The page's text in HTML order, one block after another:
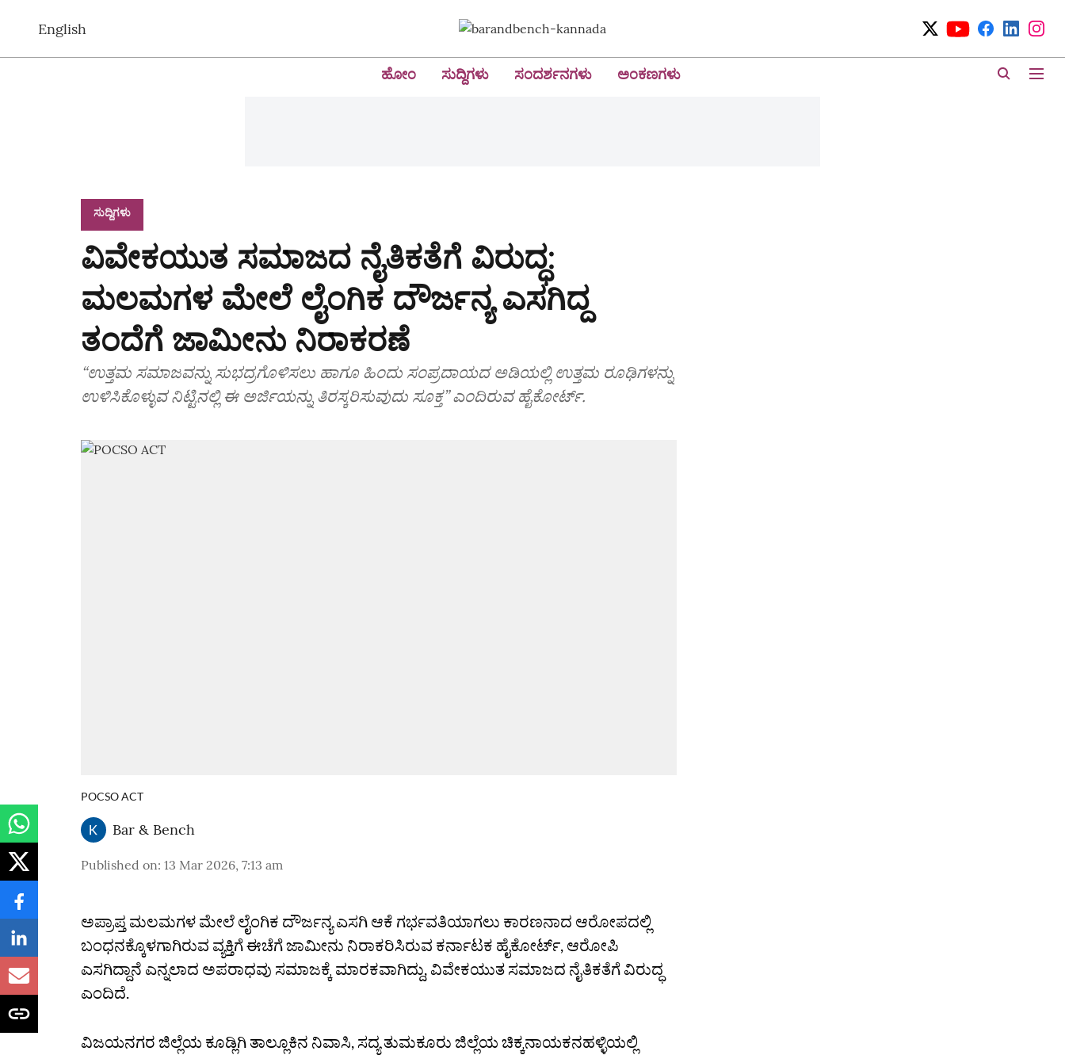
English
ಹೋಂ ಸುದ್ದಿಗಳು ಸಂದರ್ಶನಗಳು ಅಂಕಣಗಳು
ಸುದ್ದಿಗಳು
ವಿವೇಕಯುತ ಸಮಾಜದ ನೈತಿಕತೆಗೆ ವಿರುದ್ಧ:
ಮಲಮಗಳ ಮೇಲೆ ಲೈಂಗಿಕ ದೌರ್ಜನ್ಯ ಎಸಗಿದ್ದ
ತಂದೆಗೆ ಜಾಮೀನು ನಿರಾಕರಣೆ
“ಉತ್ತಮ ಸಮಾಜವನ್ನು ಸುಭದ್ರಗೊಳಿಸಲು ಹಾಗೂ ಹಿಂದು ಸಂಪ್ರದಾಯದ ಅಡಿಯಲ್ಲಿ ಉತ್ತಮ ರೂಢಿಗಳನ್ನು
ಉಳಿಸಿಕೊಳ್ಳುವ ‌ನಿಟ್ಟಿನಲ್ಲಿ ಈ ಅರ್ಜಿಯನ್ನು ತಿರಸ್ಕರಿಸುವುದು ಸೂಕ್ತ” ಎಂದಿರುವ ಹೈಕೋರ್ಟ್‌.
POCSO ACT
Bar & Bench
Published on: 13 Mar 2026, 7:13 am
ಅಪ್ರಾಪ್ತ ಮಲಮಗಳ ಮೇಲೆ ಲೈಂಗಿಕ ದೌರ್ಜನ್ಯ ಎಸಗಿ ಆಕೆ ಗರ್ಭವತಿಯಾಗಲು ಕಾರಣನಾದ ಆರೋಪದಲ್ಲಿ
ಬಂಧನಕ್ಕೊಳಗಾಗಿರುವ ವ್ಯಕ್ತಿಗೆ ಈಚೆಗೆ ಜಾಮೀನು ನಿರಾಕರಿಸಿರುವ ಕರ್ನಾಟಕ ಹೈಕೋರ್ಟ್, ಆರೋಪಿ
ಎಸಗಿದ್ದಾನೆ ಎನ್ನಲಾದ ಅಪರಾಧವು ಸಮಾಜಕ್ಕೆ ಮಾರಕವಾಗಿದ್ದು, ವಿವೇಕಯುತ ಸಮಾಜದ ನೈತಿಕತೆಗೆ ವಿರುದ್ಧ
ಎಂದಿದೆ.
ವಿಜಯನಗರ ಜಿಲ್ಲೆಯ ಕೂಡ್ಲಿಗಿ ತಾಲ್ಲೂಕಿನ ನಿವಾಸಿ, ಸದ್ಯ ತುಮಕೂರು ಜಿಲ್ಲೆಯ ಚಿಕ್ಕನಾಯಕನಹಳ್ಳಿಯಲ್ಲಿ